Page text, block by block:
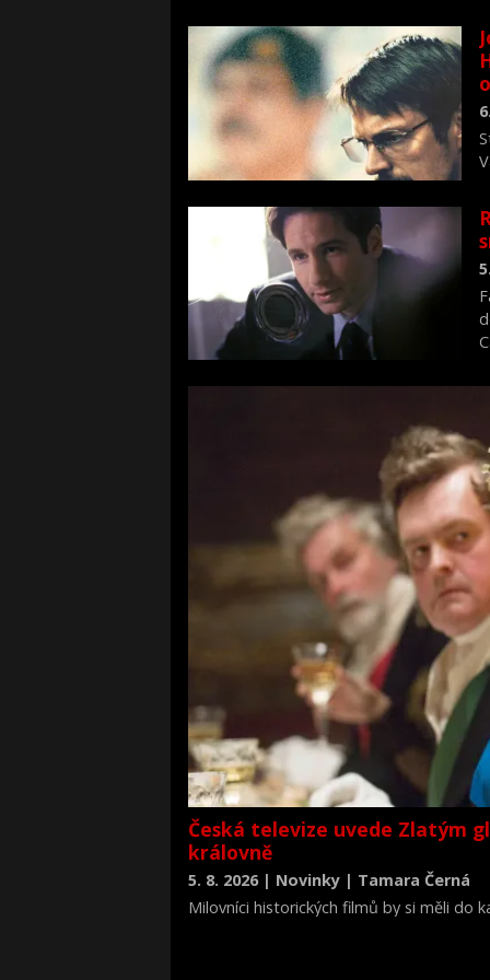
Česká televize uvede Zlatým
královně
5. 8. 2026 | Novinky | Tamara Černá
Milovníci historických filmů by si měli do